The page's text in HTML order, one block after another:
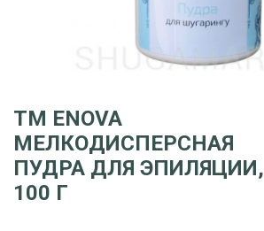
ТМ ENOVA
МЕЛКОДИСПЕРСНАЯ
ПУДРА ДЛЯ ЭПИЛЯЦИИ,
100 Г